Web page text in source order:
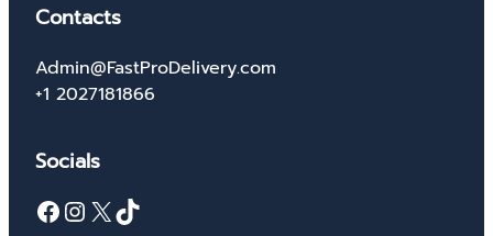
Contacts
Admin@FastProDelivery.com
+1 2027181866
Socials
Facebook InstagramX TikTok